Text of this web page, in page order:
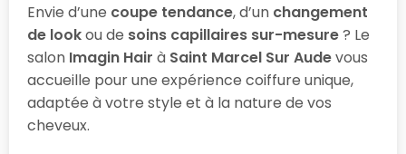
Envie d’une coupe tendance, d’un changement
de lookou de soins capillaires sur-mesure? Le
salon Imagin Hair à Saint Marcel Sur Audevous
accueille pour une expérience coiffure unique,
adaptée à votre style et à la nature de vos
cheveux.